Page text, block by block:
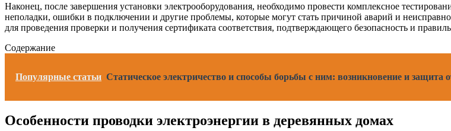
Наконец, после завершения установки электрооборудования, необходимо провести комплексное
неполадки, ошибки в подключении и другие проблемы, которые могут стать причиной аварий и
для проведения проверки и получения сертификата соответствия, подтверждающего безопасность и
Содержание
Популярные статьи Статическое электричество и способы борьбы с ним: возникновение и защита
Особенности проводки электроэнергии в деревянных домах